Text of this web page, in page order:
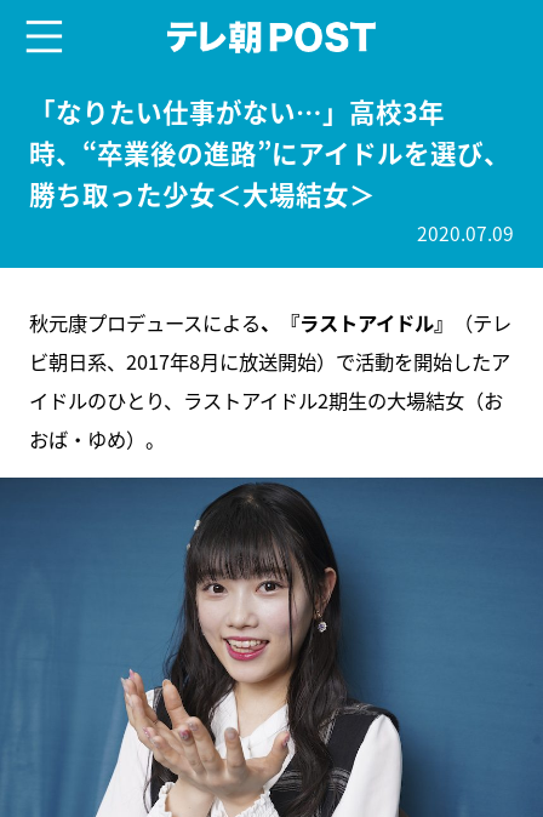
「なりたい仕事がない…」高校3年
時、“卒業後の進路”にアイドルを選び、
勝ち取った少女＜大場結女＞
2020.07.09
秋元康プロデュースによる、『ラストアイドル』
（テレ
ビ朝日系、2017年8月に放送開始）で活動を開始したア
イドルのひとり、ラストアイドル2期生の大場結女（お
おば・ゆめ）。